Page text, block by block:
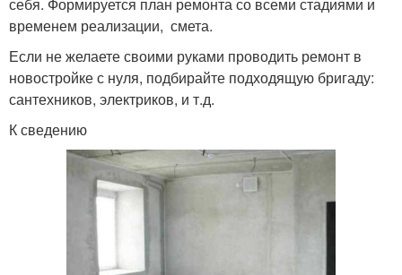
себя. Формируется план ремонта со всеми стадиями и
временем реализации, смета.
Если не желаете своими руками проводить ремонт в
новостройке с нуля, подбирайте подходящую бригаду:
сантехников, электриков, и т.д.
К сведению